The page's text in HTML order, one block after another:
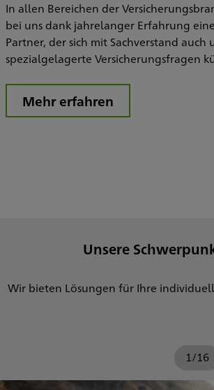
In allen Bereichen der
bei uns dank jahrelanger Erfahrung
Partner, der sich mit Sachverstand auch
spezialgelagerte Versicherungsfragen
Mehr erfahren
Unsere
Wir bieten Lösungen für Ihre
1/16